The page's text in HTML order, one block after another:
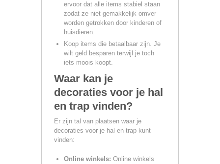
ervoor dat alle items stabiel staan ​​
zodat ze niet gemakkelijk omver
worden getrokken door kinderen of
huisdieren.
Koop items die betaalbaar zijn. Je
wilt geld besparen terwijl je toch
iets moois koopt.
Waar kan je
decoraties voor je hal
en trap vinden?
Er zijn tal van plaatsen waar je
decoraties voor je hal en trap kunt
vinden:
Online winkels: Online winkels